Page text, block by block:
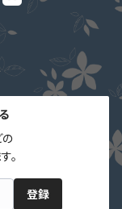
。
登録